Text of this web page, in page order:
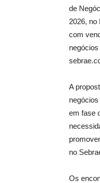
de
2026,
com
A
em fase
no
Os